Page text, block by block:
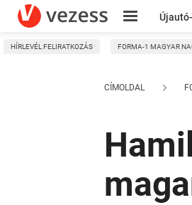
Kresz
HÍRLEVÉL FELIRATKOZÁS FORMA-1 MAGYAR
CÍMOLDAL